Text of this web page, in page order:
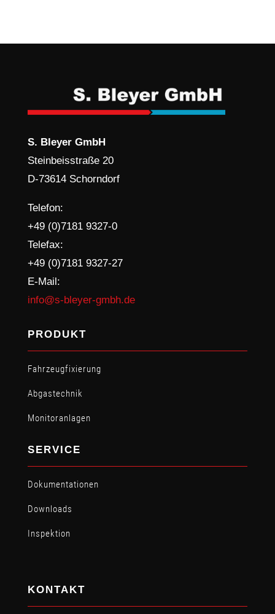
S. Bleyer GmbH
Steinbeisstraße 20
D-73614 Schorndorf
Telefon:
+49 (0)7181 9327-0
Telefax:
+49 (0)7181 9327-27
E-Mail:
info@s-bleyer-gmbh.de
PRODUKT
Fahrzeugfixierung
Abgastechnik
Monitoranlagen
SERVICE
Dokumentationen
Downloads
Inspektion
KONTAKT